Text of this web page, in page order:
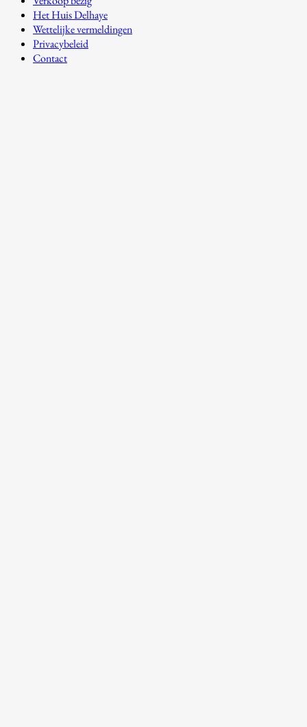
Het Huis Delhaye
Wettelijke vermeldingen
Privacybeleid
Contact